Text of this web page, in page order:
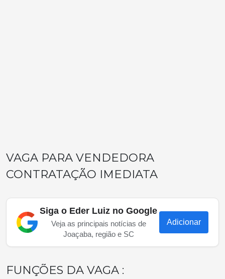
VAGA PARA VENDEDORA
CONTRATAÇÃO IMEDIATA
Siga o Eder Luiz no Google
Veja as principais notícias de
Joaçaba, região e SC
Adicionar
FUNÇÕES DA VAGA :